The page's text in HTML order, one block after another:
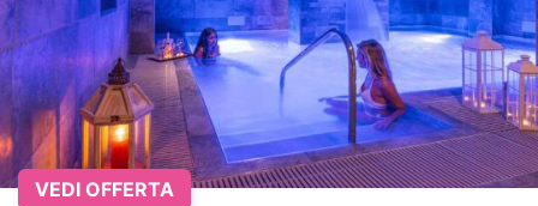
VEDI OFFERTA